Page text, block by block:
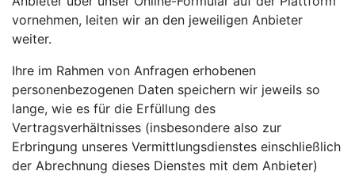
vornehmen, leiten wir an den jeweiligen Anbieter
weiter.
Ihre im Rahmen von Anfragen erhobenen
personenbezogenen Daten speichern wir jeweils so
lange, wie es für die Erfüllung des
Vertragsverhältnisses (insbesondere also zur
Erbringung unseres Vermittlungsdienstes einschließlich
der Abrechnung dieses Dienstes mit dem Anbieter)